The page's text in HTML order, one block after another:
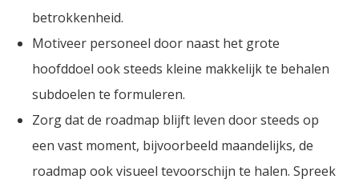
betrokkenheid.
Motiveer personeel door naast het grote
hoofddoel ook steeds kleine makkelijk te behalen
subdoelen te formuleren.
Zorg dat de roadmap blijft leven door steeds op
een vast moment, bijvoorbeeld maandelijks, de
roadmap ook visueel tevoorschijn te halen. Spreek